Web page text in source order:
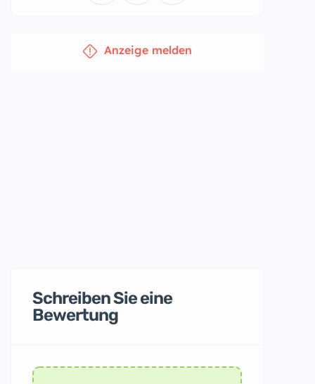
Anzeige melden
Schreiben Sie eine
Bewertung